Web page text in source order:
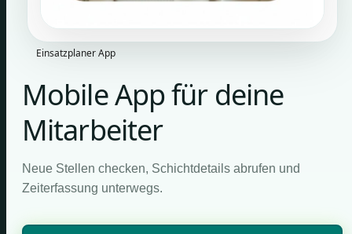
Einsatzplaner App
Mobile App für deine
Mitarbeiter
Neue Stellen checken, Schichtdetails abrufen und
Zeiterfassung unterwegs.